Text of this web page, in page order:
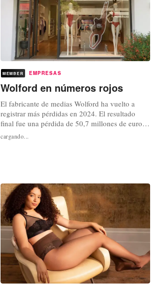
MEMBER EMPRESAS
Wolford en números rojos
El fabricante de medias Wolford ha vuelto a
registrar más pérdidas en 2024. El resultado
final fue una pérdida de 50,7 millones de euros.
El año anterior, Wolford pudo reducir el
resultado negativo a 30,8 millones de euros.
cargando...